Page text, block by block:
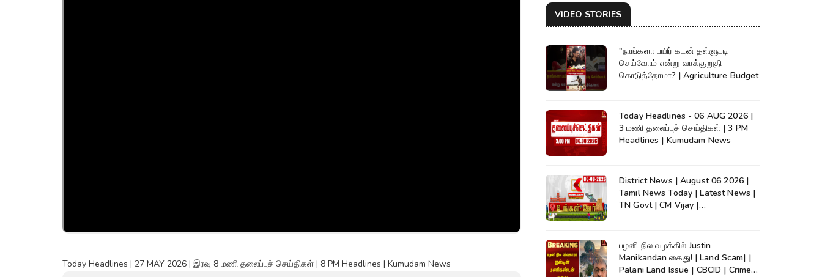
Today Headlines | 27 MAY 2026 | இரவு 8 மணி தலைப்புச் செய்திகள் | 8 PM Headlines | Kumudam News
VIDEO STORIES
"நாங்களா பயிர் கடன் தள்ளுபடி
செய்வோம் என்று வாக்குறுதி
கொடுத்தோமா? | Agriculture Budget
Today Headlines - 06 AUG 2026 |
3 மணி தலைப்புச் செய்திகள் | 3 PM
Headlines | Kumudam News
District News | August 06 2026 |
Tamil News Today | Latest News |
TN Govt | CM Vijay |
பழனி நில வழக்கில் Justin
Manikandan கைது! | Land Scam| |
Palani Land Issue | CBCID | Crime